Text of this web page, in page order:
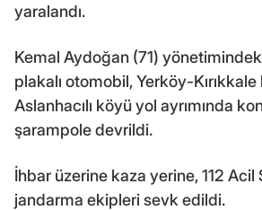
yaralandı.
Kemal Aydoğan (71)
plakalı otomobil, Yerköy-
Aslanhacılı köyü yol ayrımında
şarampole devrildi.
İhbar üzerine kaza yerine, 112 Acil
jandarma ekipleri sevk edildi.